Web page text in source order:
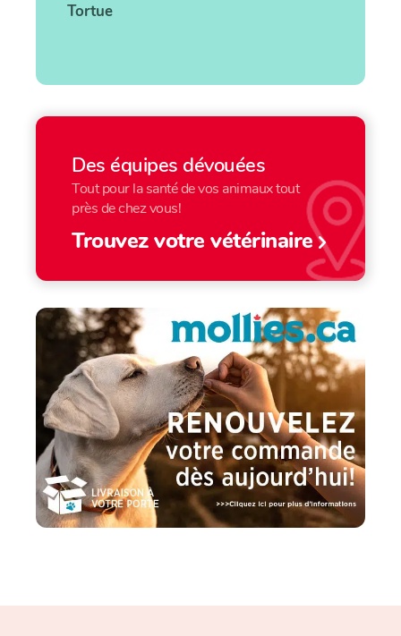
Tortue
Des équipes dévouées
Tout pour la santé de vos animaux tout
près de chez vous!
Trouvez votre vétérinaire